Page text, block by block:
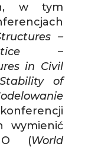
w tym
–
–
in Civil
Stability of
wymienić
(World